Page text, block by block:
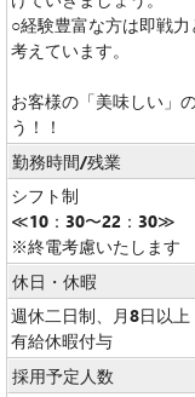
○経験豊富な方は即戦
考えています。
お客様の「美味しい」
う！！
勤務時間/残業
シフト制
≪10：30〜22：30≫
※終電考慮いたします
休日・休暇
週休二日制、月8日以上
有給休暇付与
採用予定人数